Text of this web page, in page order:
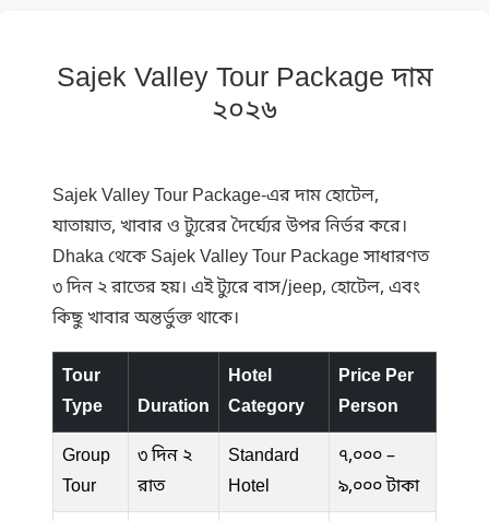
Sajek Valley Tour Package দাম
২০২৬
Sajek Valley Tour Package-এর দাম হোটেল,
যাতায়াত, খাবার ও ট্যুরের দৈর্ঘ্যের উপর নির্ভর করে।
Dhaka থেকে Sajek Valley Tour Package সাধারণত
৩ দিন ২ রাতের হয়। এই ট্যুরে বাস/jeep, হোটেল, এবং
কিছু খাবার অন্তর্ভুক্ত থাকে।
Tour
Type
Duration
Hotel
Category
Price Per
Person
Group
Tour
৩ দিন ২
রাত
Standard
Hotel
৭,০০০ –
৯,০০০ টাকা